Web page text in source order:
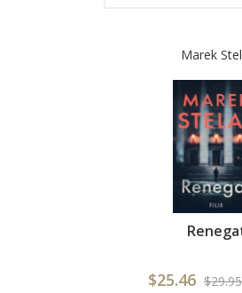
Marek
$25.46 $29.95